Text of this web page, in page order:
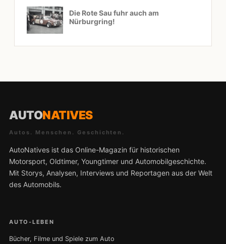
Die Rote Sau fuhr auch am
Nürburgring!
AUTONATIVES
Autos. Menschen. Geschichten.
AutoNatives ist das Online-Magazin für historischen
Motorsport, Oldtimer, Youngtimer und Automobilgeschichte.
Mit Storys, Analysen, Interviews und Reportagen aus der Welt
des Automobils.
AUTO-LEBEN
Bücher, Filme und Spiele zum Auto